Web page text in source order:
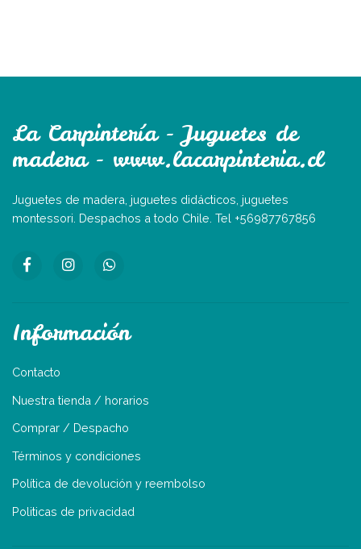
La Carpintería - Juguetes de
madera - www.lacarpinteria.cl
Juguetes de madera, juguetes didácticos, juguetes
montessori. Despachos a todo Chile. Tel +56987767856
Información
Contacto
Nuestra tienda / horarios
Comprar / Despacho
Términos y condiciones
Política de devolución y reembolso
Politicas de privacidad